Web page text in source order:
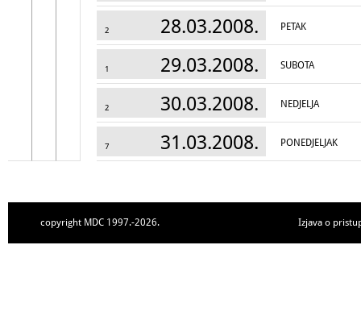
2 28.03.2008. PETAK
1 29.03.2008. SUBOTA
2 30.03.2008. NEDJELJA
7 31.03.2008. PONEDJELJAK
copyright MDC 1997.-2026. Izjava o